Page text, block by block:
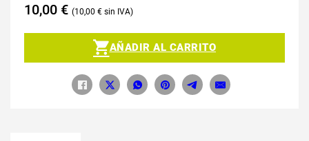
10,00 € 10,00 €
AÑADIR AL CARRITO